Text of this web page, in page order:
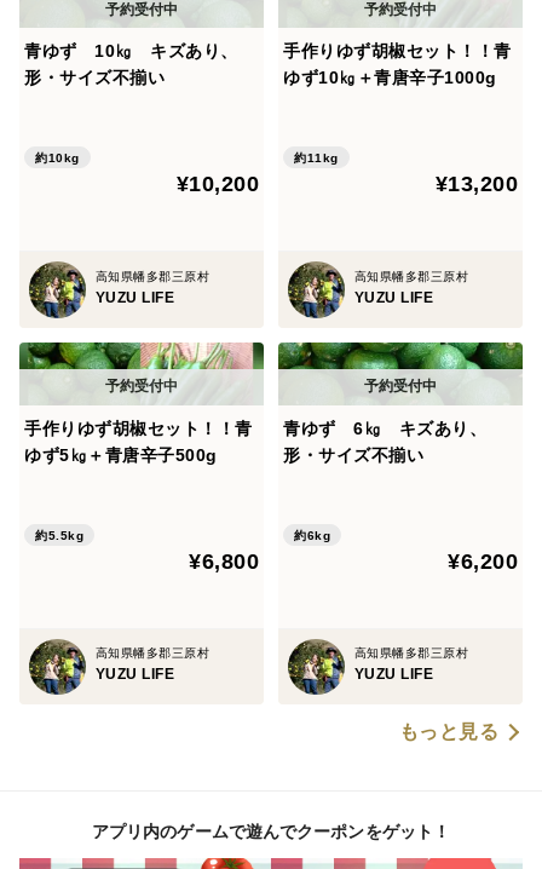
青ゆず 10㎏ キズあり、
形・サイズ不揃い
約10kg
¥10,200
高知県幡多郡三原村
YUZU LIFE
手作りゆず胡椒セット！！青
ゆず10㎏＋青唐辛子1000g
約11kg
¥13,200
高知県幡多郡三原村
YUZU LIFE
手作りゆず胡椒セット！！青
ゆず5㎏＋青唐辛子500g
約5.5kg
¥6,800
高知県幡多郡三原村
YUZU LIFE
青ゆず 6㎏ キズあり、
形・サイズ不揃い
約6kg
¥6,200
高知県幡多郡三原村
YUZU LIFE
もっと見る
アプリ内のゲームで遊んでクーポンをゲット！